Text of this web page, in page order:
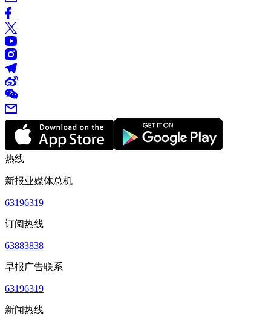
热线
新报业媒体总机
63196319
订阅热线
63883838
早报广告联系
63196319
新闻热线